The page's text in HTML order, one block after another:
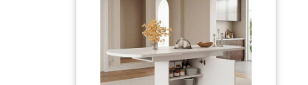
supérieure dégagée. Construction Robuste et
Utilisation Facile – Conçue avec des matériaux de
haute qualité, cette table ovale extensible garantit
stabilité et durabilité. Les portes à relevage s’ouvrent et
se ferment en douceur sans compromettre la stabilité de
l’ensemble. Design Élégant et Polyvalent – Avec sa
finition noyer élégante, cette table pour salle à manger